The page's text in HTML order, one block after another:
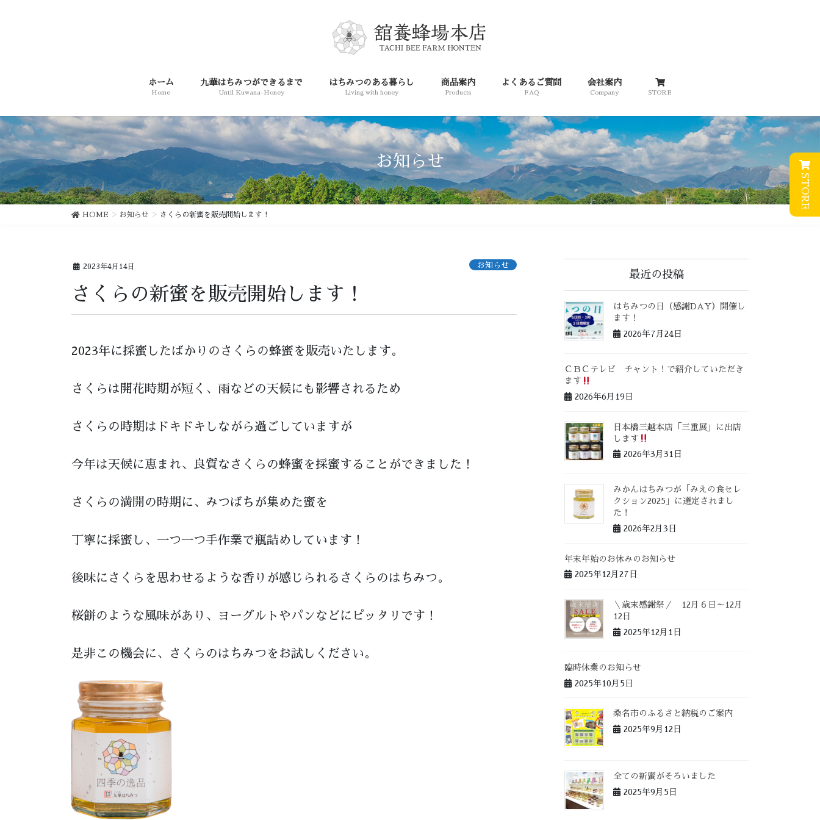
移
動
ホーム
Home
九華はちみつができるまで
Until Kuwana-Honey
はちみつのある暮らし
Living with honey
商品案内
Products
よくあるご質問
FAQ
会社案内
Company STORE
お知らせ
HOME お知らせ さくらの新蜜を販売開始します！
2023年4月14日 お知らせ
さくらの新蜜を販売開始します！
2023年に採蜜したばかりのさくらの蜂蜜を販売いたします。
さくらは開花時期が短く、雨などの天候にも影響されるため
さくらの時期はドキドキしながら過ごしていますが
今年は天候に恵まれ、良質なさくらの蜂蜜を採蜜することができました！
さくらの満開の時期に、みつばちが集めた蜜を
丁寧に採蜜し、一つ一つ手作業で瓶詰めしています！
後味にさくらを思わせるような香りが感じられるさくらのはちみつ。
桜餅のような風味があり、ヨーグルトやパンなどにピッタリです！
是非この機会に、さくらのはちみつをお試しください。
最近の投稿
はちみつの日（感謝DAY）開催し
ます！
2026年7月24日
ＣＢＣテレビ チャント！で紹介していただき
ます
2026年6月19日
日本橋三越本店「三重展」に出店
します
2026年3月31日
みかんはちみつが「みえの食セレ
クション2025」に選定されまし
た！
2026年2月3日
年末年始のお休みのお知らせ
2025年12月27日
＼歳末感謝祭／ 12月６日～12月
12日
2025年12月1日
臨時休業のお知らせ
2025年10月5日
桑名市のふるさと納税のご案内
2025年9月12日
全ての新蜜がそろいました
2025年9月5日
STORE